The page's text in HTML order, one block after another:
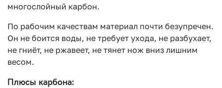
многослойный карбон.
По рабочим качествам материал почти безупречен.
Он не боится воды, не требует ухода, не разбухает,
не гниёт, не ржавеет, не тянет нож вниз лишним
весом.
Плюсы карбона: